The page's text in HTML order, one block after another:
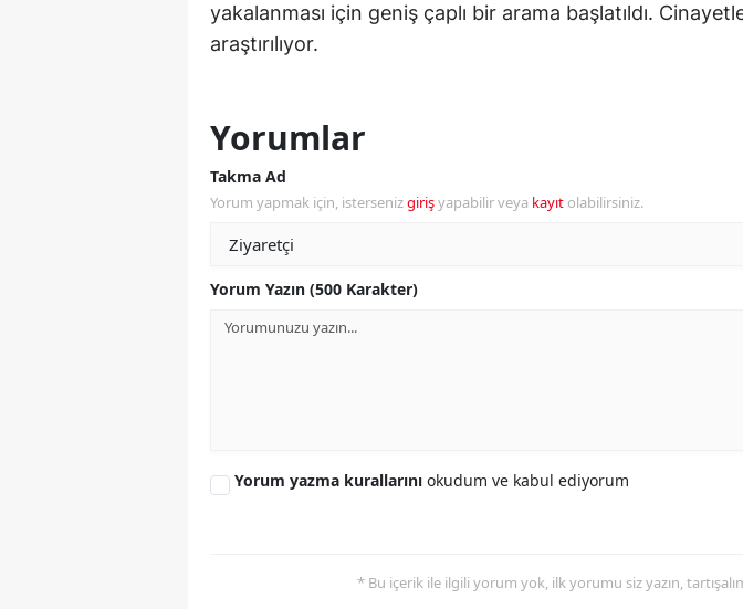
Bartın
Karabük
yakalanması için geniş çaplı bir arama başlatıldı.
araştırılıyor.
Yorumlar
Takma Ad
Yorum yapmak için, istersenizgirişyapabilir veya kayıt olabilirsiniz.
Yorum Yazın (500 Karakter)
Yorum yazma kurallarını okudum ve kabul ediyorum
* Bu içerik ile ilgili yorum yok, ilk yorumu siz yazın,